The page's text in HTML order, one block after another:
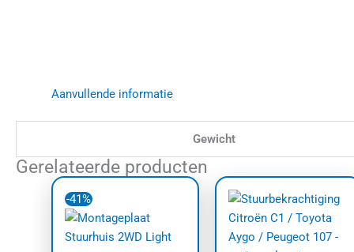
Aanvullende informatie
Gewicht
Gerelateerde producten
-41%
Oorspronkelijke
was:
€85,00.€50,00.
heeft